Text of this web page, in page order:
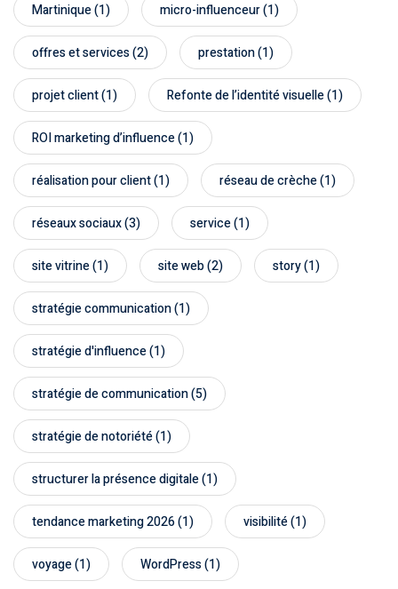
Martinique(1) micro-influenceur(1)
offres et services(2) prestation(1)
projet client(1) Refonte de l’identité visuelle(1)
ROI marketing d’influence(1)
réalisation pour client(1) réseau de crèche(1)
réseaux sociaux(3) service(1)
site vitrine(1) site web(2) story(1)
stratégie communication(1)
stratégie d'influence(1)
stratégie de communication(5)
stratégie de notoriété(1)
structurer la présence digitale(1)
tendance marketing 2026(1) visibilité(1)
voyage(1) WordPress(1)